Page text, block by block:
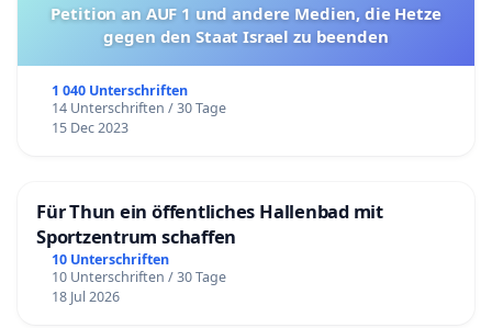
Petition an AUF 1 und andere Medien, die Hetze
gegen den Staat Israel zu beenden
1 040 Unterschriften
14 Unterschriften / 30 Tage
15 Dec 2023
Für Thun ein öffentliches Hallenbad mit
Sportzentrum schaffen
10 Unterschriften
10 Unterschriften / 30 Tage
18 Jul 2026